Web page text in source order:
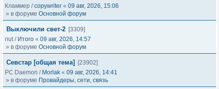
Кламмер /copywriter « 09 авг, 2026, 15:06
» в форуме Основной форум
Выключили свет-2 [3309]
nut/ Итого « 09 авг, 2026, 14:57
» в форуме Основной форум
Cевстар [общая тема]
[23902]
PC Daemon / Morlak « 09 авг, 2026, 14:41
» в форуме Провайдеры, сети, связь